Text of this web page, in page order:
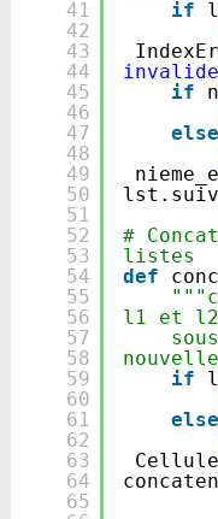
41
42
43
44
45
46
47
48
49
50
51
52
53
54
55
56
57
58
59
60
61
62
63
64
65
if
if
else
#
listes
def
l1 et
if
else